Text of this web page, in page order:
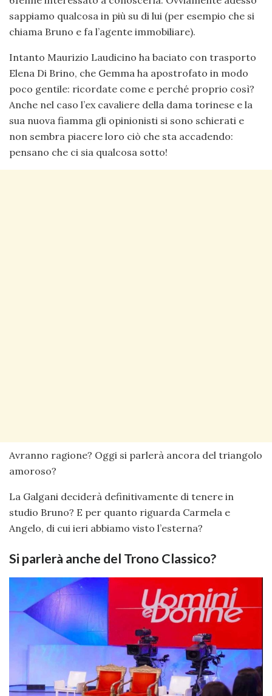
sappiamo qualcosa in più su di lui (per esempio che si
chiama Bruno e fa l’agente immobiliare).
Intanto Maurizio Laudicino ha baciato con trasporto
Elena Di Brino, che Gemma ha apostrofato in modo
poco gentile: ricordate come e perché proprio così?
Anche nel caso l’ex cavaliere della dama torinese e la
sua nuova fiamma gli opinionisti si sono schierati e
non sembra piacere loro ciò che sta accadendo:
pensano che ci sia qualcosa sotto!
Avranno ragione? Oggi si parlerà ancora del triangolo
amoroso?
La Galgani deciderà definitivamente di tenere in
studio Bruno? E per quanto riguarda Carmela e
Angelo, di cui ieri abbiamo visto l’esterna?
Si parlerà anche del Trono Classico?